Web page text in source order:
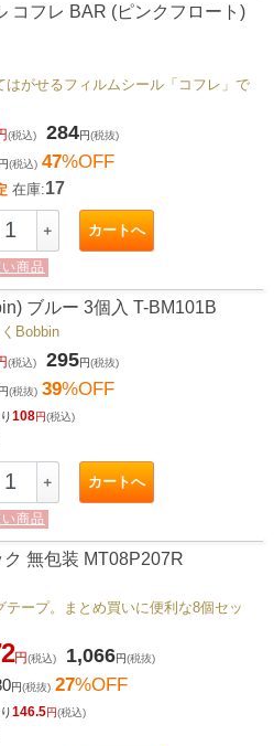
コフレ BAR (ピンクフロート)
はがせるフィルムシール「コフレ」で
(税込) 284円(税抜)
円(税込) 47%OFF
在庫:17
＋ カートへ
商品
ブルー 3個入 T-BM101B
Bobbin
(税込) 295円(税抜)
円(税抜) 39%OFF
108円(税込)
＋ カートへ
商品
無包装 MT08P207R
ープ。まとめ買いに便利な8個セッ
円(税込) 1,066円(税抜)
円(税抜) 27%OFF
146.5円(税込)